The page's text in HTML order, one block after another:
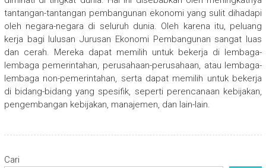
tantangan-tantangan pembangunan ekonomi yang sulit dihadapi
oleh negara-negara di seluruh dunia. Oleh karena itu, peluang
kerja bagi lulusan Jurusan Ekonomi Pembangunan sangat luas
dan cerah. Mereka dapat memilih untuk bekerja di lembaga-
lembaga pemerintahan, perusahaan-perusahaan, atau lembaga-
lembaga non-pemerintahan, serta dapat memilih untuk bekerja
di bidang-bidang yang spesifik, seperti perencanaan kebijakan,
pengembangan kebijakan, manajemen, dan lain-lain.
Cari